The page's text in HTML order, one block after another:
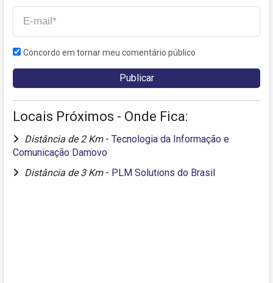
Concordo em tornar meu comentário público
Locais Próximos - Onde Fica:
Distância de 2 Km - Tecnologia da Informação e
Comunicação Damovo
Distância de 3 Km - PLM Solutions do Brasil